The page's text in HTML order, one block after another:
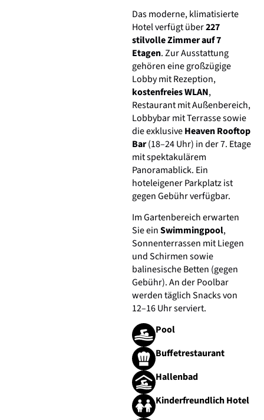
Das moderne, klimatisierte
Hotel verfügt über227
stilvolle Zimmer auf 7
Etagen. Zur Ausstattung
gehören eine großzügige
Lobby mit Rezeption,
kostenfreies WLAN,
Restaurant mit Außenbereich,
Lobbybar mit Terrasse sowie
die exklusiveHeaven Rooftop
Bar(18–24 Uhr) in der 7. Etage
mit spektakulärem
Panoramablick. Ein
hoteleigener Parkplatz ist
gegen Gebühr verfügbar.
Im Gartenbereich erwarten
Sie einSwimmingpool,
Sonnenterrassen mit Liegen
und Schirmen sowie
balinesische Betten (gegen
Gebühr). An der Poolbar
werden täglich Snacks von
12–16 Uhr serviert.
Pool
Buffetrestaurant
Hallenbad
Kinderfreundlich Hotel